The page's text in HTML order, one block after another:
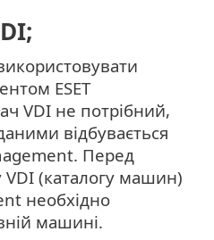
ESET
VDI не потрібний,
відбувається
Перед
(каталогу машин)
необхідно
машині.